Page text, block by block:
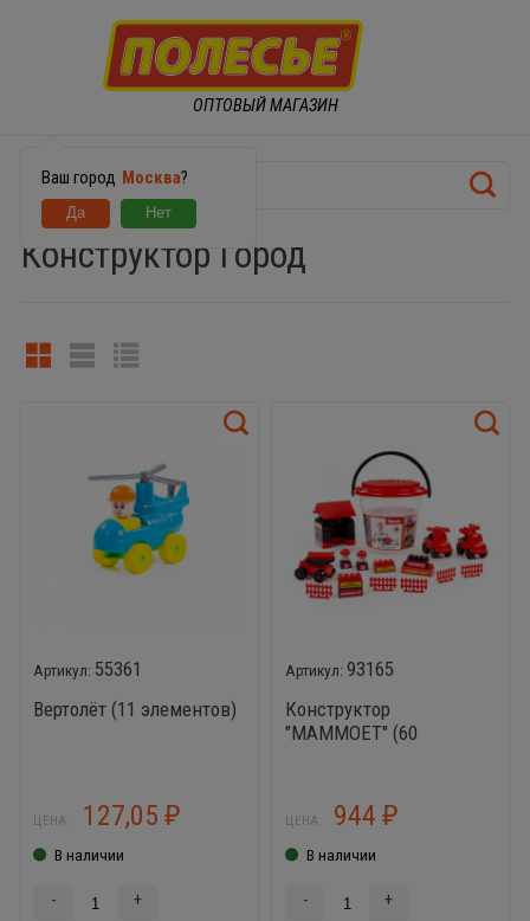
ОПТОВЫЙ МАГАЗИН
Ваш город Москва?
Конструктор Город
55361
Вертолёт (11 элементов)
ЦЕНА: 127,05 ₽
В наличии
- +
93165
Конструктор
"MAMMOET" (60
ЦЕНА: 944₽
В наличии
- +